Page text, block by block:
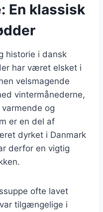
En klassisk
historie i dansk
har været elsket i
velsmagende
vintermånederne,
og
er en del af
dyrket i Danmark
derfor en vigtig
ofte lavet
tilgængelige i